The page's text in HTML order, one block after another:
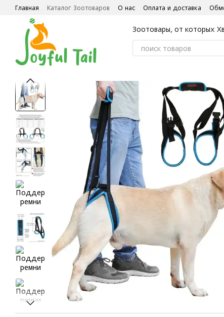
Перейти к основному контенту
Главная Каталог Зоотоваров О нас Оплата и доставка
Зоотовары, от которых